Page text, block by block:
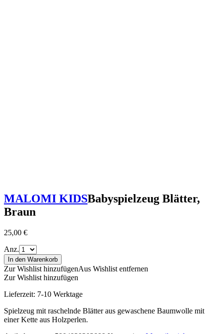
MALOMI KIDSBabyspielzeug Blätter,
Braun
25,00 €
Anz.
In den Warenkorb
Zur Wishlist hinzufügenAus Wishlist entfernen
Zur Wishlist hinzufügen
Lieferzeit: 7-10 Werktage
Spielzeug mit raschelnde Blätter aus gewaschene Baumwolle mit
einer Kette aus Holzperlen.